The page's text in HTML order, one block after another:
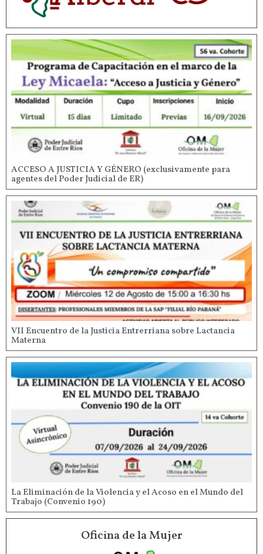
ACCESO A JUSTICIA Y GÉNERO (exclusivamente para
agentes del Poder Judicial de ER)
VII Encuentro de la Justicia Entrerriana sobre Lactancia
Materna
La Eliminación de la Violencia y el Acoso en el Mundo del
Trabajo (Convenio 190)
Oficina de la Mujer